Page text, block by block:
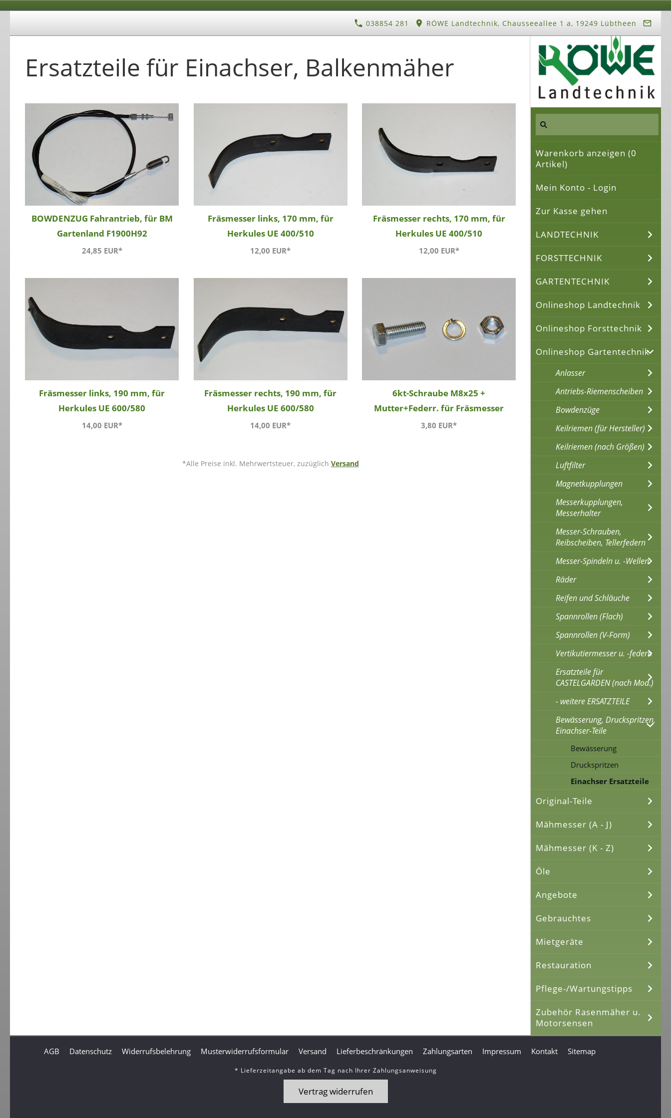
038854 281 RÖWE Landtechnik, Chausseeallee 1 a, 19249 Lübtheen
Warenkorb anzeigen (0
Artikel)
Mein Konto - Login
Zur Kasse gehen
LANDTECHNIK
FORSTTECHNIK
GARTENTECHNIK
Onlineshop Landtechnik
Onlineshop Forsttechnik
Onlineshop Gartentechnik
Anlasser
Antriebs-Riemenscheiben
Bowdenzüge
Keilriemen (für Hersteller)
Keilriemen (nach Größen)
Luftfilter
Magnetkupplungen
Messerkupplungen,
Messerhalter
Messer-Schrauben,
Reibscheiben, Tellerfedern
Messer-Spindeln u. -Wellen
Räder
Reifen und Schläuche
Spannrollen (Flach)
Spannrollen (V-Form)
Vertikutiermesser u. -federn
Ersatzteile für
CASTELGARDEN (nach Mod.)
- weitere ERSATZTEILE
Bewässerung, Druckspritzen,
Einachser-Teile
Bewässerung
Druckspritzen
Einachser Ersatzteile
Original-Teile
Mähmesser (A - J)
Mähmesser (K - Z)
Öle
Angebote
Gebrauchtes
Mietgeräte
Restauration
Pflege-/Wartungstipps
Zubehör Rasenmäher u.
Motorsensen
Ersatzteile für Einachser, Balkenmäher
BOWDENZUG Fahrantrieb, für BM
Gartenland F1900H92
24,85 EUR*
Fräsmesser links, 170 mm, für
Herkules UE 400/510
12,00 EUR*
Fräsmesser rechts, 170 mm, für
Herkules UE 400/510
12,00 EUR*
Fräsmesser links, 190 mm, für
Herkules UE 600/580
14,00 EUR*
Fräsmesser rechts, 190 mm, für
Herkules UE 600/580
14,00 EUR*
6kt-Schraube M8x25 +
Mutter+Federr. für Fräsmesser
3,80 EUR*
*Alle Preise inkl. Mehrwertsteuer, zuzüglich Versand
AGB Datenschutz Widerrufsbelehrung Musterwiderrufsformular Versand Lieferbeschränkungen Zahlungsarten Impressum Kontakt Sitemap
* Lieferzeitangabe ab dem Tag nach Ihrer Zahlungsanweisung
Vertrag widerrufen